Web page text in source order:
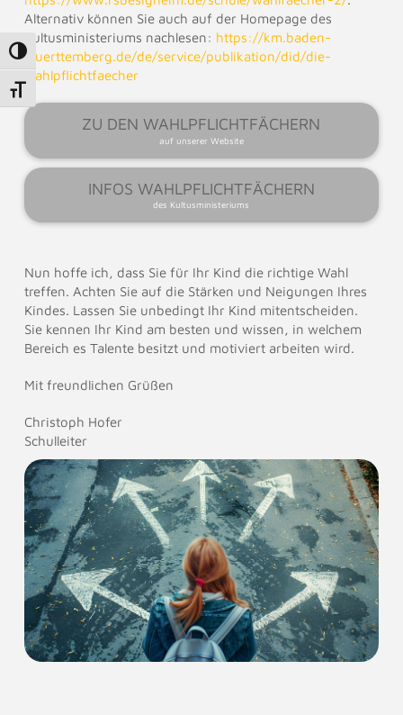
Umschalten auf hohe Kontraste
Schrift vergrößern
Alternativ können Sie auch auf der Homepage des
Kultusministeriums nachlesen: https://km.baden-
wuerttemberg.de/de/service/publikation/did/die-
wahlpflichtfaecher
ZU DEN WAHLPFLICHTFÄCHERN
auf unserer Website
INFOS WAHLPFLICHTFÄCHERN
des Kultusministeriums
Nun hoffe ich, dass Sie für Ihr Kind die richtige Wahl
treffen. Achten Sie auf die Stärken und Neigungen Ihres
Kindes. Lassen Sie unbedingt Ihr Kind mitentscheiden.
Sie kennen Ihr Kind am besten und wissen, in welchem
Bereich es Talente besitzt und motiviert arbeiten wird.
Mit freundlichen Grüßen
Christoph Hofer
Schulleiter